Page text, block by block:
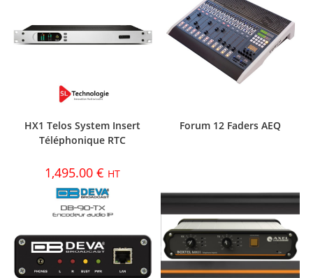
HX1 Telos System Insert
Téléphonique RTC
1,495.00€ HT
Forum 12 Faders AEQ